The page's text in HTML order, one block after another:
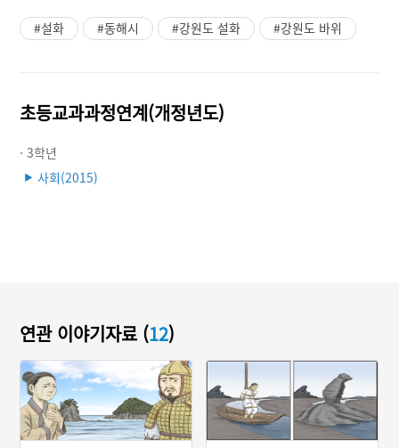
#설화 #동해시 #강원도 설화 #강원도 바위
초등교과과정연계(개정년도)
· 3학년
▶ 사회(2015)
연관 이야기자료 (12)